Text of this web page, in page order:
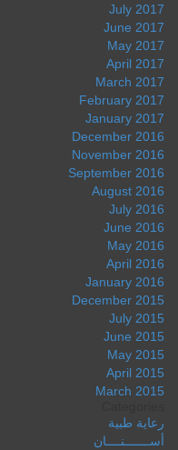
July 2017
June 2017
May 2017
April 2017
March 2017
February 2017
January 2017
December 2016
November 2016
September 2016
August 2016
July 2016
June 2016
May 2016
April 2016
January 2016
December 2015
July 2015
June 2015
May 2015
April 2015
March 2015
رعاية طبية
أســـــــنــــان